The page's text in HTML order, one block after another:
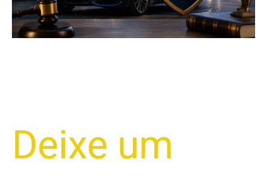
Deixe um
o
Carro